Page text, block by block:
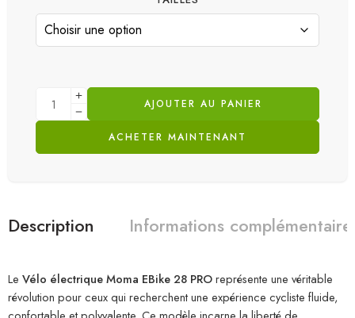
AJOUTER AU PANIER
ACHETER MAINTENANT
Description Informations
Le Vélo électrique Moma EBike 28 PROreprésente une véritable
révolution pour ceux qui recherchent une expérience cycliste fluide,